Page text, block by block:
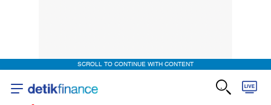
SCROLL TO CONTINUE WITH CONTENT